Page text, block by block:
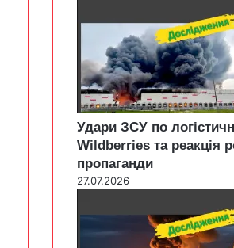
Удари ЗСУ по
Wildberries та реакція
пропаганди
27.07.2026